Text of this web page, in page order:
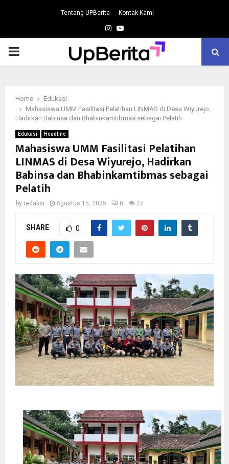
Tentang UPBerita Kontak Kami
Instagram
Youtube
PRIMARY
Home
Edukasi
Mahasiswa UMM Fasilitasi Pelatihan LINMAS di Desa Wiyurejo,
Hadirkan Babinsa dan Bhabinkamtibmas sebagai Pelatih
Edukasi Headline
Mahasiswa UMM Fasilitasi Pelatihan
LINMAS di Desa Wiyurejo, Hadirkan
Babinsa dan Bhabinkamtibmas sebagai
Pelatih
by redaksi Agustus 15, 2025 0 27
SHARE 0